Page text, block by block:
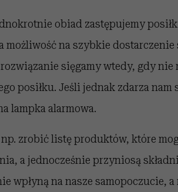
obiad zastępujemy
możliwość na szybkie
sięgamy wtedy, gdy nie
posiłku. Jeśli jednak zdarza nam
lampka alarmowa.
zrobić listę produktów, które
a jednocześnie przyniosą
wpłyną na nasze samopoczucie,